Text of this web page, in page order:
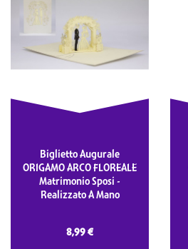
Biglietto Augurale
ORIGAMO ARCO FLOREALE
Matrimonio Sposi -
Realizzato A Mano
8,99 €